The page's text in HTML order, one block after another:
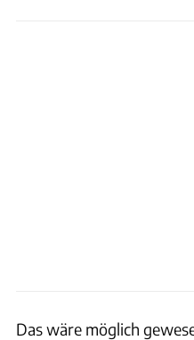
Das wäre möglich